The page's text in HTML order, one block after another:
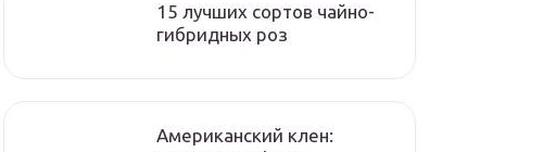
15 лучших сортов чайно-
гибридных роз
Американский клен: